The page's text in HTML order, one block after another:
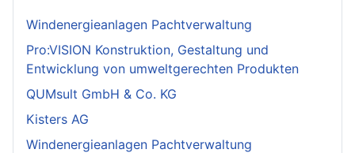
Windenergieanlagen Pachtverwaltung
Pro:VISION Konstruktion, Gestaltung und
Entwicklung von umweltgerechten Produkten
QUMsult GmbH & Co. KG
Kisters AG
Windenergieanlagen Pachtverwaltung